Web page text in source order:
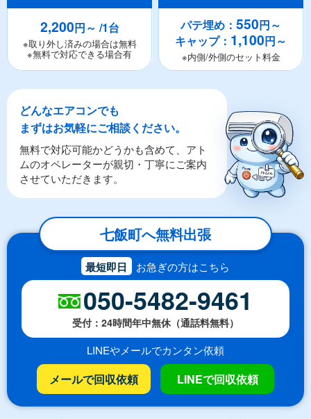
2,200円～ /1台
※取り外し済みの場合は無料
※無料で対応できる場合有
パテ埋め：550円～
キャップ： 1,100円～
※内側/外側のセット料金
どんなエアコンでも
まずはお気軽にご相談ください。
無料で対応可能かどうかも含めて、アト
ムのオペレーターが親切・丁寧にご案内
させていただきます。
七飯町へ無料出張
最短即日 お急ぎの方はこちら
050-5482-9461
受付：24時間年中無休（通話料無料）
LINEやメールでカンタン依頼
メールで回収依頼 LINEで回収依頼